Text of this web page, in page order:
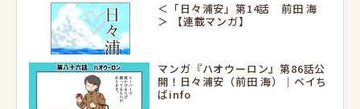
＜「日々浦安」第14話 前田 海
＞ 【連載マンガ】
マンガ『ハオウーロン』第86話公
開！日々浦安（前田 海）｜ベイち
ばinfo